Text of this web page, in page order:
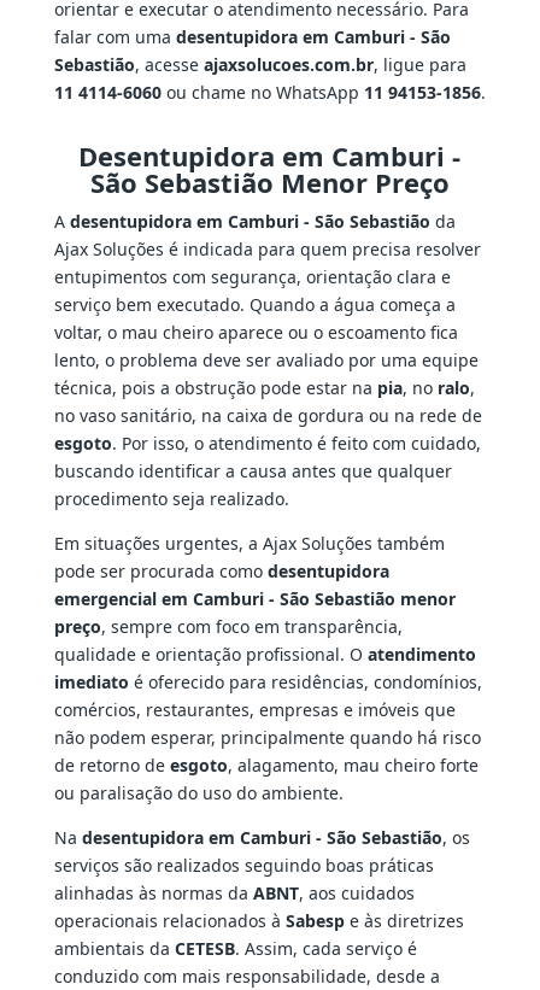
orientar e executar o atendimento necessário. Para
falar com uma desentupidora em Camburi - São
Sebastião, acesse ajaxsolucoes.com.br, ligue para
11 4114-6060ou chame no WhatsApp 11 94153-1856.
Desentupidora em Camburi -
São Sebastião Menor Preço
A desentupidora em Camburi - São Sebastião da
Ajax Soluções é indicada para quem precisa resolver
entupimentos com segurança, orientação clara e
serviço bem executado. Quando a água começa a
voltar, o mau cheiro aparece ou o escoamento fica
lento, o problema deve ser avaliado por uma equipe
técnica, pois a obstrução pode estar na pia, no ralo,
no vaso sanitário, na caixa de gordura ou na rede de
esgoto. Por isso, o atendimento é feito com cuidado,
buscando identificar a causa antes que qualquer
procedimento seja realizado.
Em situações urgentes, a Ajax Soluções também
pode ser procurada como desentupidora
emergencial em Camburi - São Sebastião menor
preço, sempre com foco em transparência,
qualidade e orientação profissional. O atendimento
imediato é oferecido para residências, condomínios,
comércios, restaurantes, empresas e imóveis que
não podem esperar, principalmente quando há risco
de retorno de esgoto, alagamento, mau cheiro forte
ou paralisação do uso do ambiente.
Na desentupidora em Camburi - São Sebastião, os
serviços são realizados seguindo boas práticas
alinhadas às normas da ABNT, aos cuidados
operacionais relacionados à Sabespe às diretrizes
ambientais da CETESB. Assim, cada serviço é
conduzido com mais responsabilidade, desde a